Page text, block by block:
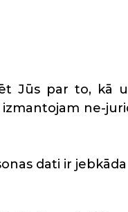
Jūs par to, kā
ne-
dati ir